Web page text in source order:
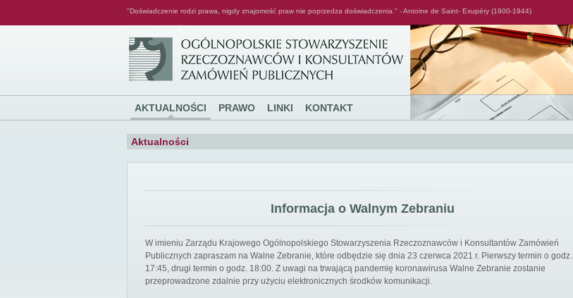
"Doświadczenie rodzi prawa, nigdy znajomość praw nie poprzedza doświadczenia." - Antoine de Saint- Exupéry (1900-1944)
AKTUALNOŚCI PRAWO LINKI KONTAKT
Aktualności
Informacja o Walnym Zebraniu
W imieniu Zarządu Krajowego Ogólnopolskiego Stowarzyszenia Rzeczoznawców i Konsultantów Zamówień
Publicznych zapraszam na Walne Zebranie, które odbędzie się dnia 23 czerwca 2021 r. Pierwszy termin o godz.
17:45, drugi termin o godz. 18:00. Z uwagi na trwającą pandemię koronawirusa Walne Zebranie zostanie
przeprowadzone zdalnie przy użyciu elektronicznych środków komunikacji.